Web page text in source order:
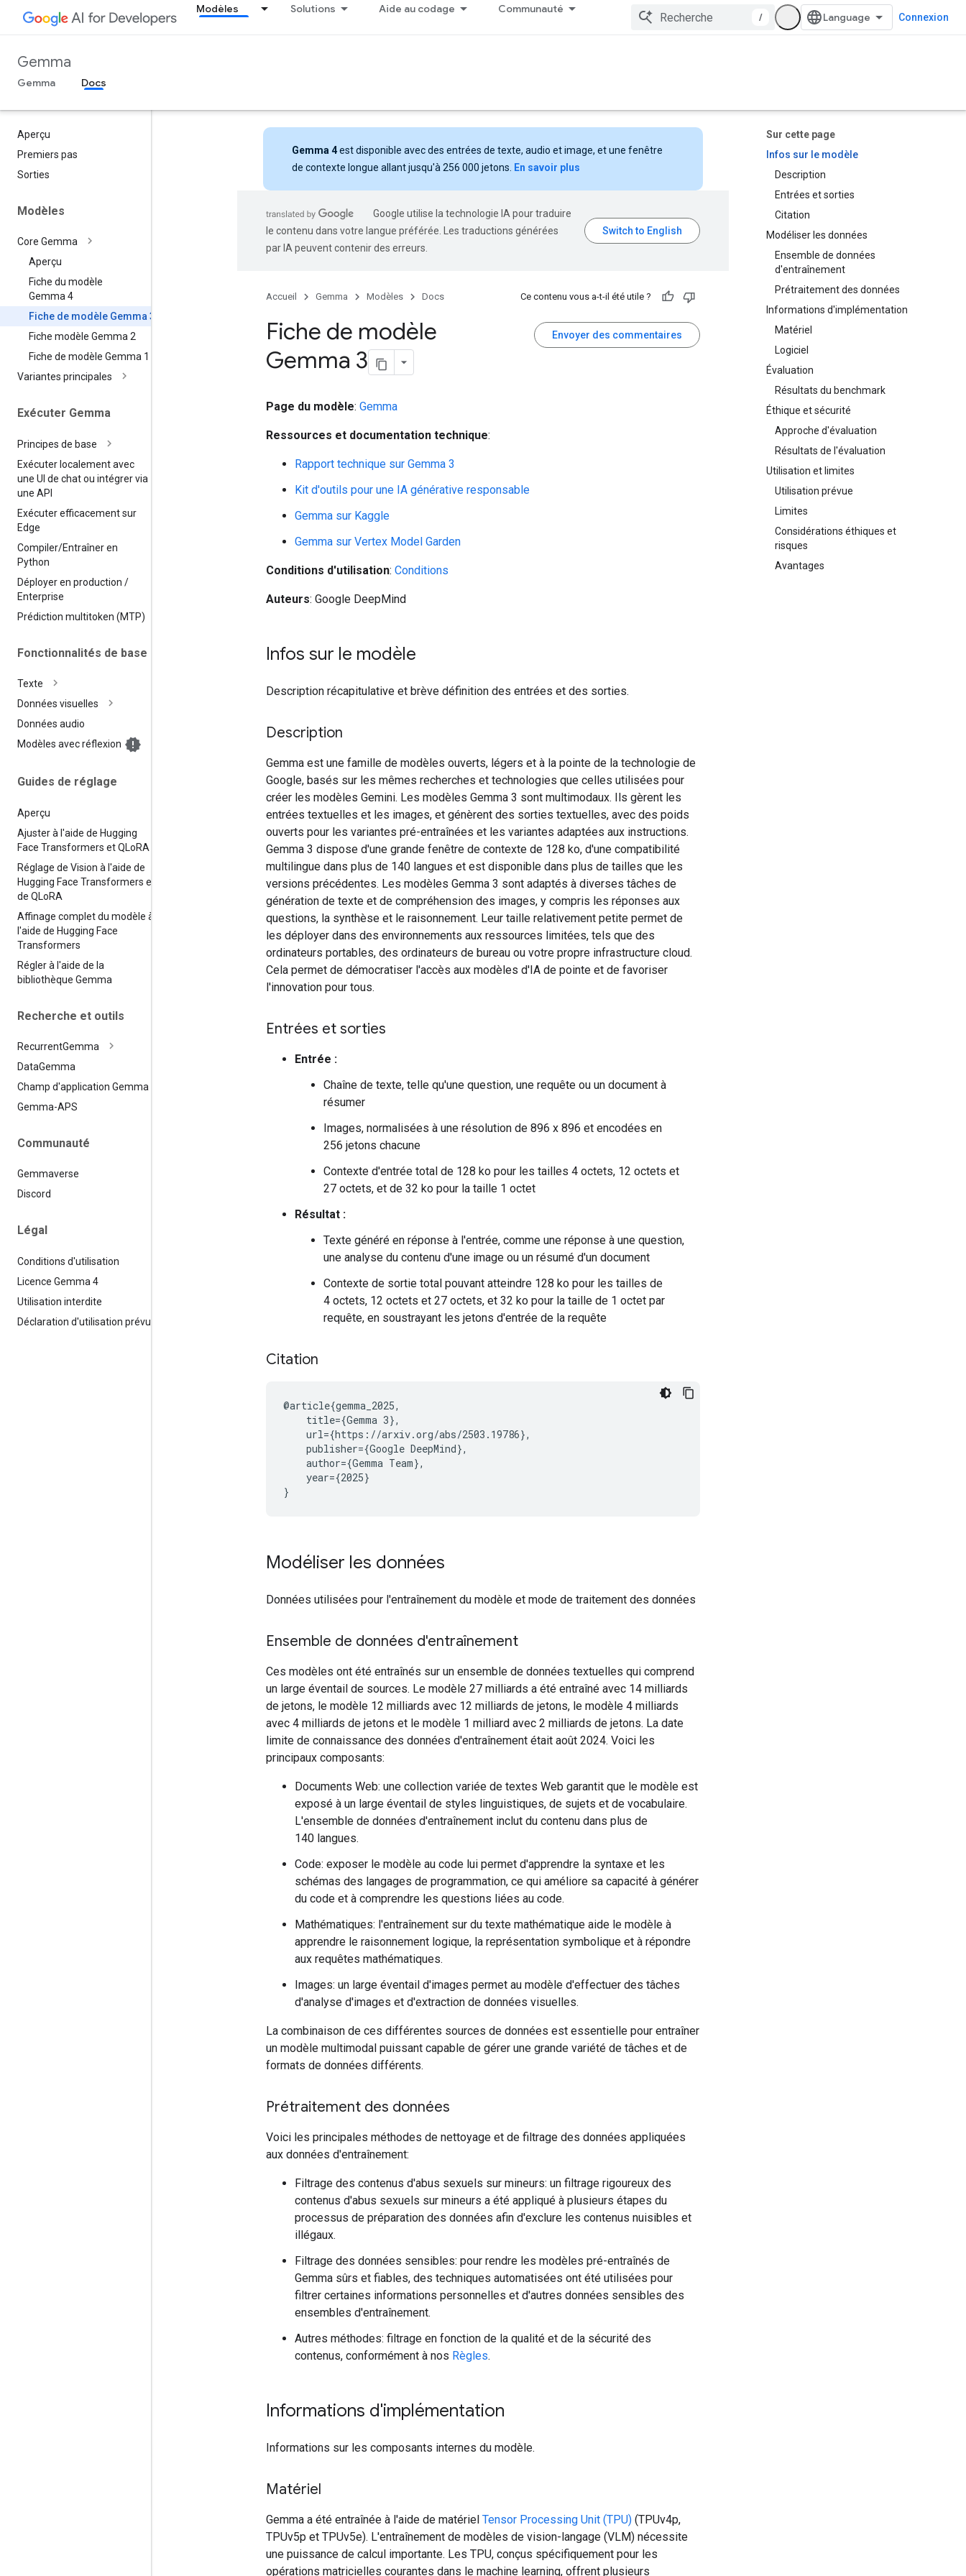
Modèles Solutions Aide au codage Communauté
/ Connexion
Gemma
Gemma Docs
Aperçu
Premiers pas
Sorties
Modèles
Core Gemma
Aperçu
Fiche du modèle
Gemma 4
Fiche de modèle Gemma 3
Fiche modèle Gemma 2
Fiche de modèle Gemma 1
Variantes principales
Exécuter Gemma
Principes de base
Exécuter localement avec
une UI de chat ou intégrer via
une API
Exécuter efficacement sur
Edge
Compiler/Entraîner en
Python
Déployer en production /
Enterprise
Prédiction multitoken (MTP)
Fonctionnalités de base
Texte
Données visuelles
Données audio
Modèles avec réflexion
Guides de réglage
Aperçu
Ajuster à l'aide de Hugging
Face Transformers et QLoRA
Réglage de Vision à l'aide de
Hugging Face Transformers et
de QLoRA
Affinage complet du modèle à
l'aide de Hugging Face
Transformers
Régler à l'aide de la
bibliothèque Gemma
Recherche et outils
RecurrentGemma
DataGemma
Champ d'application Gemma
Gemma-APS
Communauté
Gemmaverse
Discord
Légal
Conditions d'utilisation
Licence Gemma 4
Utilisation interdite
Déclaration d'utilisation prévue
Sur cette page
Infos sur le modèle
Description
Entrées et sorties
Citation
Modéliser les données
Ensemble de données
d'entraînement
Prétraitement des données
Informations d'implémentation
Matériel
Logiciel
Évaluation
Résultats du benchmark
Éthique et sécurité
Approche d'évaluation
Résultats de l'évaluation
Utilisation et limites
Utilisation prévue
Limites
Considérations éthiques et
risques
Avantages
Gemma 4est disponible avec des entrées de texte, audio et image, et une fenêtre
de contexte longue allant jusqu'à 256 000 jetons.
En savoir plus
Google utilise la technologie IA pour traduire
le contenu dans votre langue préférée. Les traductions générées
par IA peuvent contenir des erreurs.
Accueil Gemma Modèles Docs Ce contenu vous a-t-il été utile ?
Envoyer des commentaires
Fiche de modèle
Gemma 3
Page du modèle: Gemma
Ressources et documentation technique:
Rapport technique sur Gemma 3
Kit d'outils pour une IA générative responsable
Gemma sur Kaggle
Gemma sur Vertex Model Garden
Conditions d'utilisation: Conditions
Auteurs: Google DeepMind
Infos sur le modèle
Description récapitulative et brève définition des entrées et des sorties.
Description
Gemma est une famille de modèles ouverts, légers et à la pointe de la technologie de
Google, basés sur les mêmes recherches et technologies que celles utilisées pour
créer les modèles Gemini. Les modèles Gemma 3 sont multimodaux. Ils gèrent les
entrées textuelles et les images, et génèrent des sorties textuelles, avec des poids
ouverts pour les variantes pré-entraînées et les variantes adaptées aux instructions.
Gemma 3 dispose d'une grande fenêtre de contexte de 128 ko, d'une compatibilité
multilingue dans plus de 140 langues et est disponible dans plus de tailles que les
versions précédentes. Les modèles Gemma 3 sont adaptés à diverses tâches de
génération de texte et de compréhension des images, y compris les réponses aux
questions, la synthèse et le raisonnement. Leur taille relativement petite permet de
les déployer dans des environnements aux ressources limitées, tels que des
ordinateurs portables, des ordinateurs de bureau ou votre propre infrastructure cloud.
Cela permet de démocratiser l'accès aux modèles d'IA de pointe et de favoriser
l'innovation pour tous.
Entrées et sorties
Entrée :
Chaîne de texte, telle qu'une question, une requête ou un document à
résumer
Images, normalisées à une résolution de 896 x 896 et encodées en
256 jetons chacune
Contexte d'entrée total de 128 ko pour les tailles 4 octets, 12 octets et
27 octets, et de 32 ko pour la taille 1 octet
Résultat :
Texte généré en réponse à l'entrée, comme une réponse à une question,
une analyse du contenu d'une image ou un résumé d'un document
Contexte de sortie total pouvant atteindre 128 ko pour les tailles de
4 octets, 12 octets et 27 octets, et 32 ko pour la taille de 1 octet par
requête, en soustrayant les jetons d'entrée de la requête
Citation
@article{gemma_2025,
    title={Gemma 3},
    url={https://arxiv.org/abs/2503.19786},
    publisher={Google DeepMind},
    author={Gemma Team},
    year={2025}
Modéliser les données
Données utilisées pour l'entraînement du modèle et mode de traitement des données
Ensemble de données d'entraînement
Ces modèles ont été entraînés sur un ensemble de données textuelles qui comprend
un large éventail de sources. Le modèle 27 milliards a été entraîné avec 14 milliards
de jetons, le modèle 12 milliards avec 12 milliards de jetons, le modèle 4 milliards
avec 4 milliards de jetons et le modèle 1 milliard avec 2 milliards de jetons. La date
limite de connaissance des données d'entraînement était août 2024. Voici les
principaux composants:
Documents Web: une collection variée de textes Web garantit que le modèle est
exposé à un large éventail de styles linguistiques, de sujets et de vocabulaire.
L'ensemble de données d'entraînement inclut du contenu dans plus de
140 langues.
Code: exposer le modèle au code lui permet d'apprendre la syntaxe et les
schémas des langages de programmation, ce qui améliore sa capacité à générer
du code et à comprendre les questions liées au code.
Mathématiques: l'entraînement sur du texte mathématique aide le modèle à
apprendre le raisonnement logique, la représentation symbolique et à répondre
aux requêtes mathématiques.
Images: un large éventail d'images permet au modèle d'effectuer des tâches
d'analyse d'images et d'extraction de données visuelles.
La combinaison de ces différentes sources de données est essentielle pour entraîner
un modèle multimodal puissant capable de gérer une grande variété de tâches et de
formats de données différents.
Prétraitement des données
Voici les principales méthodes de nettoyage et de filtrage des données appliquées
aux données d'entraînement:
Filtrage des contenus d'abus sexuels sur mineurs: un filtrage rigoureux des
contenus d'abus sexuels sur mineurs a été appliqué à plusieurs étapes du
processus de préparation des données afin d'exclure les contenus nuisibles et
illégaux.
Filtrage des données sensibles: pour rendre les modèles pré-entraînés de
Gemma sûrs et fiables, des techniques automatisées ont été utilisées pour
filtrer certaines informations personnelles et d'autres données sensibles des
ensembles d'entraînement.
Autres méthodes: filtrage en fonction de la qualité et de la sécurité des
contenus, conformément à nos Règles.
Informations d'implémentation
Informations sur les composants internes du modèle.
Matériel
Gemma a été entraînée à l'aide de matériel Tensor Processing Unit (TPU) (TPUv4p,
TPUv5p et TPUv5e). L'entraînement de modèles de vision-langage (VLM) nécessite
une puissance de calcul importante. Les TPU, conçus spécifiquement pour les
opérations matricielles courantes dans le machine learning, offrent plusieurs